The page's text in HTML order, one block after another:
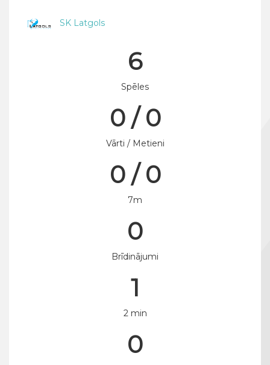
SK Latgols
6
Spēles
0 / 0
Vārti / Metieni
0 / 0
7m
0
Brīdinājumi
1
2 min
0